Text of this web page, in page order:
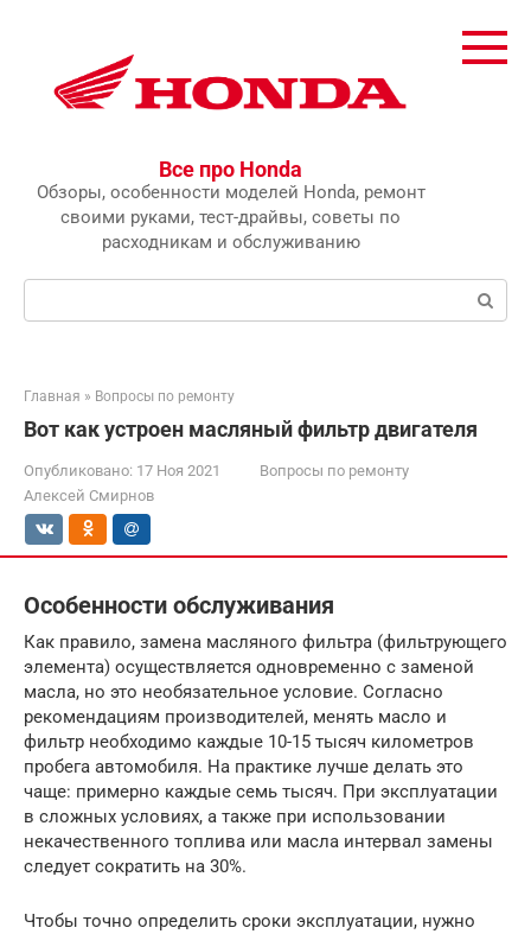
Все про Honda
Обзоры, особенности моделей Honda, ремонт
своими руками, тест-драйвы, советы по
расходникам и обслуживанию
Главная » Вопросы по ремонту
Вот как устроен масляный фильтр двигателя
Опубликовано: 17 Ноя 2021
Вопросы по ремонту
Алексей Смирнов
Особенности обслуживания
Как правило, замена масляного фильтра (фильтрующего
элемента) осуществляется одновременно с заменой
масла, но это необязательное условие. Согласно
рекомендациям производителей, менять масло и
фильтр необходимо каждые 10-15 тысяч километров
пробега автомобиля. На практике лучше делать это
чаще: примерно каждые семь тысяч. При эксплуатации
в сложных условиях, а также при использовании
некачественного топлива или масла интервал замены
следует сократить на 30%.
Чтобы точно определить сроки эксплуатации, нужно